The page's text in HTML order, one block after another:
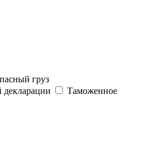
груз
Таможенное